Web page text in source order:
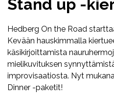
Stand up -
Hedberg On the Road
Kevään hauskimmalla
käsikirjoittamista
mielikuvituksen
improvisaatiosta. Nyt
Dinner -paketit!